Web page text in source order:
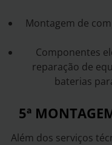
Montagem de
Componentes
reparação de
baterias
5ª
Além dos serviços